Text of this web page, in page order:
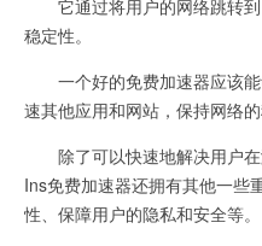
它通过将用户的网络跳转到
稳定性。
一个好的免费加速器应该能
速其他应用和网站，保持网络的
除了可以快速地解决用户在
Ins免费加速器还拥有其他一些
性、保障用户的隐私和安全等。